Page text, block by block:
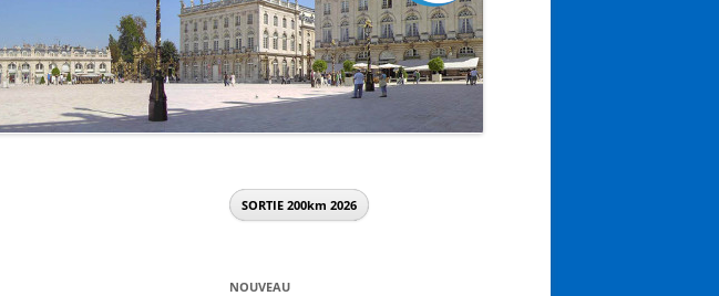
CHRONIQUES 2014
CHRONIQUES 2013
PREMIÈRES CHRONIQUES (2012)
SORTIE 200km 2026
NOUVEAU